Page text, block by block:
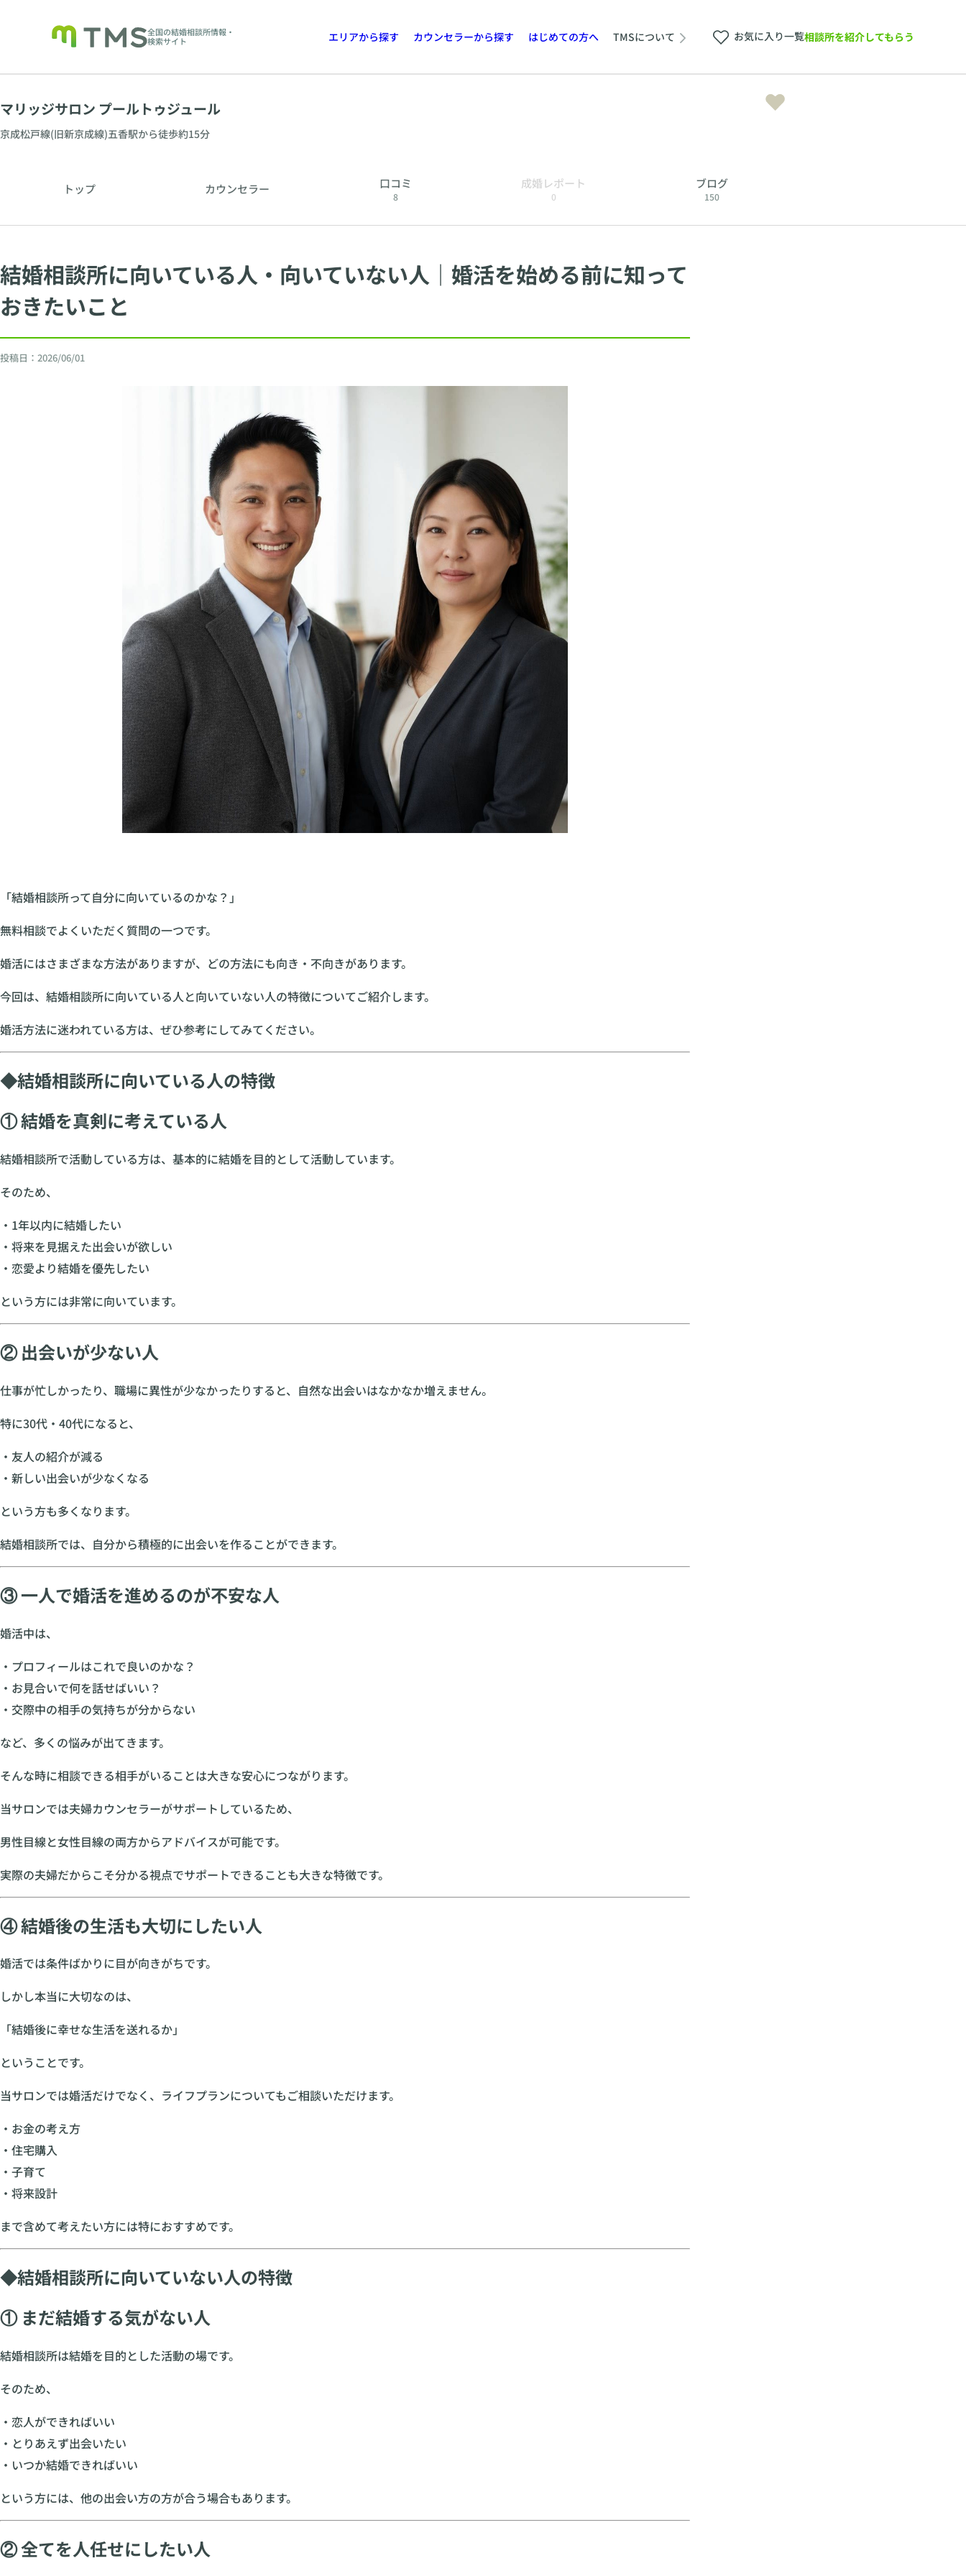
全国の結婚相談所情報・
検索サイト
エリアから探す カウンセラーから探す はじめての方へ TMSについて お気に入り一覧相談所を紹介してもらう
マリッジサロン プールトゥジュール
京成松戸線(旧新京成線)五香駅から徒歩約15分
トップ カウンセラー 口コミ
8
成婚レポート
0
ブログ
150
結婚相談所に向いている人・向いていない人｜婚活を始める前に知って
おきたいこと
投稿日： 2026/06/01
「結婚相談所って自分に向いているのかな？」
無料相談でよくいただく質問の一つです。
婚活にはさまざまな方法がありますが、どの方法にも向き・不向きがあります。
今回は、結婚相談所に向いている人と向いていない人の特徴についてご紹介します。
婚活方法に迷われている方は、ぜひ参考にしてみてください。
◆結婚相談所に向いている人の特徴
① 結婚を真剣に考えている人
結婚相談所で活動している方は、基本的に結婚を目的として活動しています。
そのため、
・1年以内に結婚したい
・将来を見据えた出会いが欲しい
・恋愛より結婚を優先したい
という方には非常に向いています。
② 出会いが少ない人
仕事が忙しかったり、職場に異性が少なかったりすると、自然な出会いはなかなか増えません。
特に30代・40代になると、
・友人の紹介が減る
・新しい出会いが少なくなる
という方も多くなります。
結婚相談所では、自分から積極的に出会いを作ることができます。
③ 一人で婚活を進めるのが不安な人
婚活中は、
・プロフィールはこれで良いのかな？
・お見合いで何を話せばいい？
・交際中の相手の気持ちが分からない
など、多くの悩みが出てきます。
そんな時に相談できる相手がいることは大きな安心につながります。
当サロンでは夫婦カウンセラーがサポートしているため、
男性目線と女性目線の両方からアドバイスが可能です。
実際の夫婦だからこそ分かる視点でサポートできることも大きな特徴です。
④ 結婚後の生活も大切にしたい人
婚活では条件ばかりに目が向きがちです。
しかし本当に大切なのは、
「結婚後に幸せな生活を送れるか」
ということです。
当サロンでは婚活だけでなく、ライフプランについてもご相談いただけます。
・お金の考え方
・住宅購入
・子育て
・将来設計
まで含めて考えたい方には特におすすめです。
◆結婚相談所に向いていない人の特徴
① まだ結婚する気がない人
結婚相談所は結婚を目的とした活動の場です。
そのため、
・恋人ができればいい
・とりあえず出会いたい
・いつか結婚できればいい
という方には、他の出会い方の方が合う場合もあります。
② 全てを人任せにしたい人